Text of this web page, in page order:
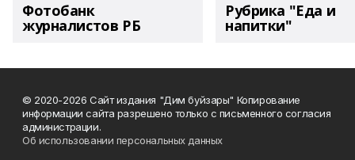
Фотобанк
журналистов РБ
Рубрика "Еда и
напитки"
© 2020-2026 Сайт издания "Дим буйзары" Копирование
информации сайта разрешено только с письменного согласия
администрации.
Об использовании персональных данных